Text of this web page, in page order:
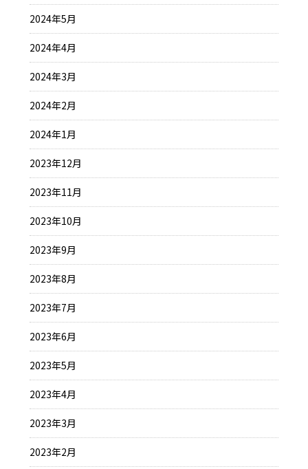
2024年5月
2024年4月
2024年3月
2024年2月
2024年1月
2023年12月
2023年11月
2023年10月
2023年9月
2023年8月
2023年7月
2023年6月
2023年5月
2023年4月
2023年3月
2023年2月